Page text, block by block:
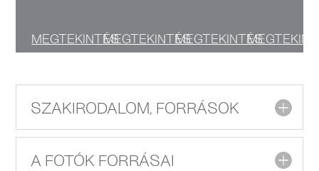
MEGTEKINTÉSMEGTEKINTÉSMEGTEKINTÉS
SZAKIRODALOM, FORRÁSOK
A FOTÓK FORRÁSAI